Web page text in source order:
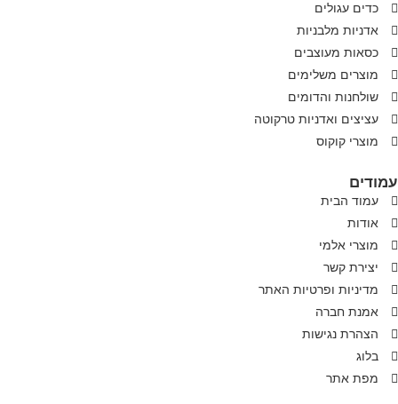
כדים עגולים
אדניות מלבניות
כסאות מעוצבים
מוצרים משלימים
שולחנות והדומים
עציצים ואדניות טרקוטה
מוצרי קוקוס
עמודים
עמוד הבית
אודות
מוצרי אלמי
יצירת קשר
מדיניות ופרטיות האתר
אמנת חברה
הצהרת נגישות
בלוג
מפת אתר